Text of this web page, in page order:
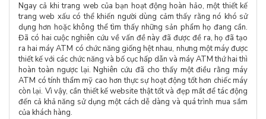
Ngay cả khi trang web của bạn hoạt động hoàn hảo, một thiết kế
trang web xấu có thể khiến người dùng cảm thấy rằng nó khó sử
dụng hơn hoặc không thể tìm thấy những sản phẩm họ đang cần.
Đã có hai cuộc nghiên cứu về vấn đề này đã được đề ra, họ đã tạo
ra hai máy ATM có chức năng giống hệt nhau, nhưng một máy được
thiết kế với các chức năng và bố cục hấp dẫn và máy ATM thứ hai thì
hoàn toàn ngược lại. Nghiên cứu đã cho thấy một điều rằng máy
ATM có tính thẩm mỹ cao hơn thực sự hoạt động tốt hơn chiếc máy
còn lại. Vì vậy, cần thiết kế website thật tốt và đẹp mắt để tác động
đến cả khả năng sử dụng một cách dễ dàng và quá trình mua sắm
của khách hàng.